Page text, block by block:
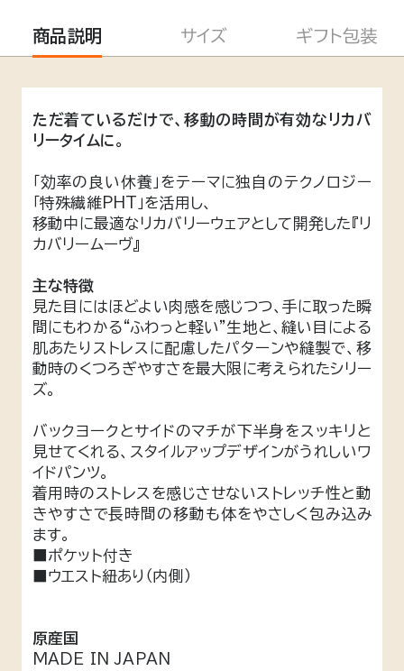
商品説明
ただ着ているだけで、移動の時間が有効なリカバ
リータイムに。
「効率の良い休養」をテーマに独自のテクノロジー
「特殊繊維PHT」を活用し、
移動中に最適なリカバリーウェアとして開発した『リ
カバリームーヴ』
主な特徴
見た目にはほどよい肉感を感じつつ、手に取った瞬
間にもわかる“ふわっと軽い”生地と、縫い目による
肌あたりストレスに配慮したパターンや縫製で、移
動時のくつろぎやすさを最大限に考えられたシリー
ズ。
バックヨークとサイドのマチが下半身をスッキリと
見せてくれる、スタイルアップデザインがうれしいワ
イドパンツ。
着用時のストレスを感じさせないストレッチ性と動
きやすさで長時間の移動も体をやさしく包み込み
ます。
■ポケット付き
■ウエスト紐あり（内側）
原産国
MADE IN JAPAN
サイズ ギフト包装